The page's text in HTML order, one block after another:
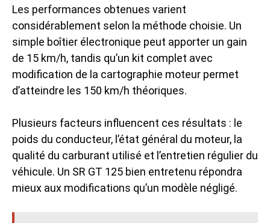
Les performances obtenues varient
considérablement selon la méthode choisie. Un
simple boîtier électronique peut apporter un gain
de 15 km/h, tandis qu’un kit complet avec
modification de la cartographie moteur permet
d’atteindre les 150 km/h théoriques.
Plusieurs facteurs influencent ces résultats : le
poids du conducteur, l’état général du moteur, la
qualité du carburant utilisé et l’entretien régulier du
véhicule. Un SR GT 125 bien entretenu répondra
mieux aux modifications qu’un modèle négligé.